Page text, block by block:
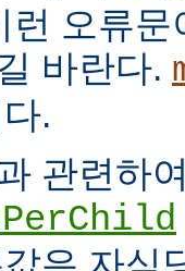
런 오류
바란다.
.
관련하